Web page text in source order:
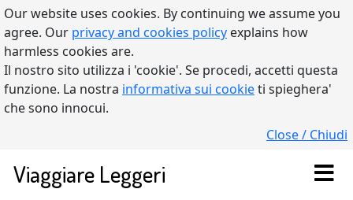
Our website uses cookies. By continuing we assume you
agree. Our privacy and cookies policy explains how
harmless cookies are.
Il nostro sito utilizza i 'cookie'. Se procedi, accetti questa
funzione. La nostra informativa sui cookieti spieghera'
che sono innocui.
Close / Chiudi
Viaggiare Leggeri